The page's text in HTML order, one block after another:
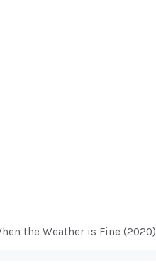
the Weather is Fine (2020)